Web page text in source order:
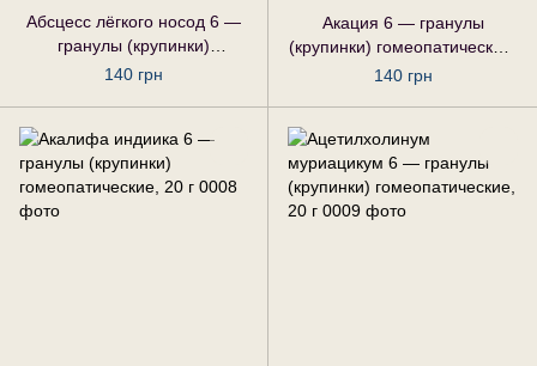
Абсцесс лёгкого носод 6 —
гранулы (крупинки)
гомеопатические, 20 г
140 грн
Акация 6 — гранулы
(крупинки) гомеопатические,
20 г
140 грн